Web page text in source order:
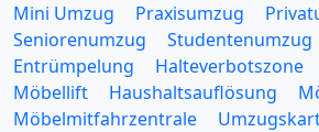
Mini Umzug
Praxisumzug
Seniorenumzug
Studentenumzug
Entrümpelung
Halteverbotszone
Möbellift
Haushaltsauflösung
Möbelmitfahrzentrale